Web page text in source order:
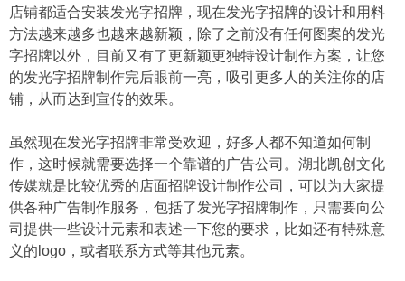
店铺都适合安装发光字招牌，现在发光字招牌的设计和用料
方法越来越多也越来越新颖，除了之前没有任何图案的发光
字招牌以外，目前又有了更新颖更独特设计制作方案，让您
的发光字招牌制作完后眼前一亮，吸引更多人的关注你的店
铺，从而达到宣传的效果。
虽然现在发光字招牌非常受欢迎，好多人都不知道如何制
作，这时候就需要选择一个靠谱的广告公司。湖北凯创文化
传媒就是比较优秀的店面招牌设计制作公司，可以为大家提
供各种广告制作服务，包括了发光字招牌制作，只需要向公
司提供一些设计元素和表述一下您的要求，比如还有特殊意
义的logo，或者联系方式等其他元素。